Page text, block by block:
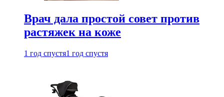
Врач дала простой совет против
растяжек на коже
1 год спустя1 год спустя